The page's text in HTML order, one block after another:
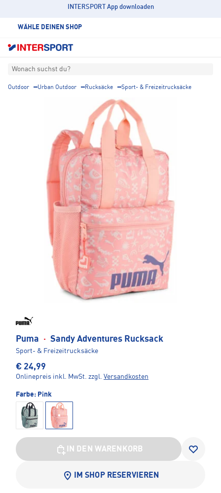
INTERSPORT App downloaden
WÄHLE DEINEN SHOP
Wonach suchst du?
Outdoor Urban Outdoor Rucksäcke Sport- & Freizeitrucksäcke
Puma · Sandy Adventures Rucksack
Sport- & Freizeitrucksäcke
€ 24,99
Onlinepreis inkl. MwSt. zzgl. Versandkosten
Farbe: Pink
IN DEN WARENKORB
IM SHOP RESERVIEREN